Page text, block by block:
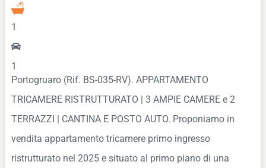
1
1
Portogruaro (Rif. BS-035-RV). APPARTAMENTO
TRICAMERE RISTRUTTURATO | 3 AMPIE CAMERE e 2
TERRAZZI | CANTINA E POSTO AUTO. Proponiamo in
vendita appartamento tricamere primo ingresso
ristrutturato nel 2025 e situato al primo piano di una